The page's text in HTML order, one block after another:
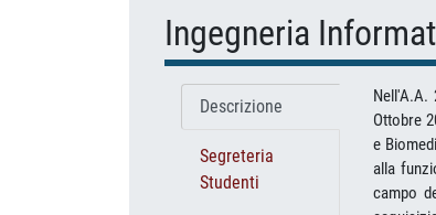
Ingegneria
Descrizione
Segreteria
Studenti
Nell'A.A.
Ottobre
e
alla
campo